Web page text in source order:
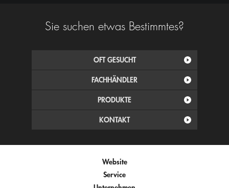
Sie suchen etwas Bestimmtes?
OFT GESUCHT
FACHHÄNDLER
PRODUKTE
KONTAKT
Website
Service